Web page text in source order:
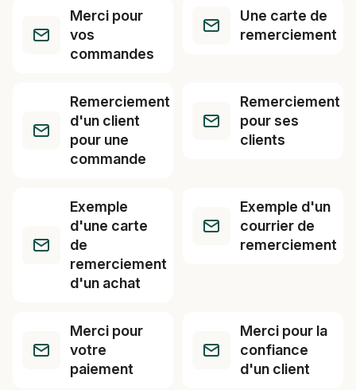
Merci pour
vos
commandes
Une carte de
remerciement
Remerciement
d'un client
pour une
commande
Remerciement
pour ses
clients
Exemple
d'une carte
de
remerciement
d'un achat
Exemple d'un
courrier de
remerciement
Merci pour
votre
paiement
Merci pour la
confiance
d'un client